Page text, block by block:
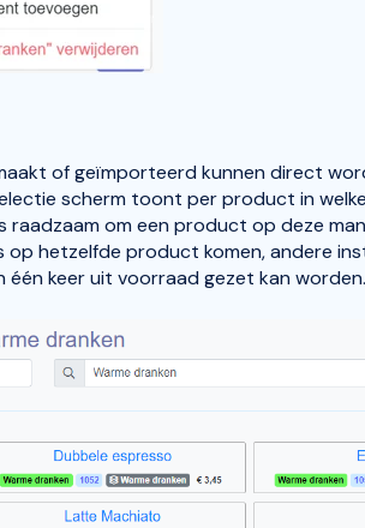
of geïmporteerd kunnen direct
scherm toont per product in
raadzaam om een product op deze
hetzelfde product komen, andere
keer uit voorraad gezet kan worden.